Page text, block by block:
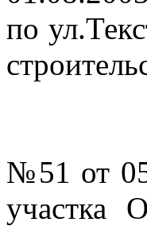
по ул.Т
№51 от
участка